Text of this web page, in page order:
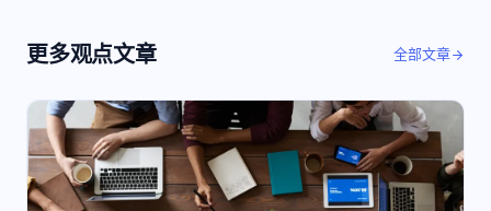
更多观点文章 全部文章